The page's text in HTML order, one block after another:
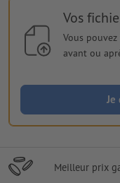
Vos
Vous
avant ou
Je
Meilleur prix